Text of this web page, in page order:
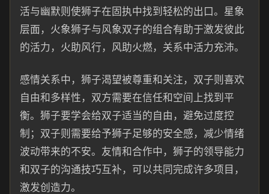
活与幽默则使狮子在固执中找到轻松的出口。星象
层面，火象狮子与风象双子的组合有助于激发彼此
的活力，火助风行，风助火燃，关系中活力充沛。
感情关系中，狮子渴望被尊重和关注，双子则喜欢
自由和多样性，双方需要在信任和空间上找到平
衡。狮子要学会给双子适当的自由，避免过度控
制；双子则需要给予狮子足够的安全感，减少情绪
波动带来的不安。友情和合作中，狮子的领导能力
和双子的沟通技巧互补，可以共同完成许多项目，
激发创造力。